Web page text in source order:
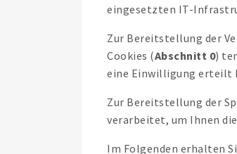
eingesetzten IT-
Zur Bereitstellung der
Cookies (Abschnitt 0)
eine Einwilligung erteilt
Zur Bereitstellung der
verarbeitet, um Ihnen
Im Folgenden erhalten